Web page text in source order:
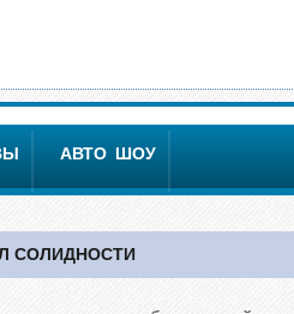
АВТО ШОУ
СОЛИДНОСТИ